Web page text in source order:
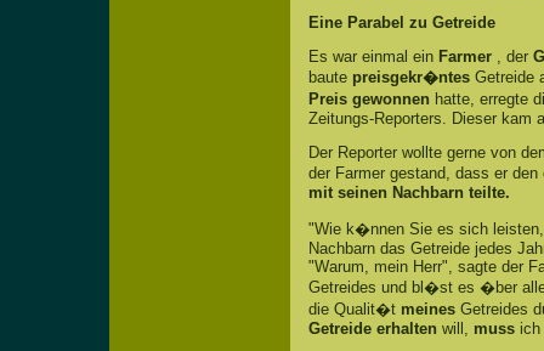
Eine Parabel zu Getreide
Es war einmal ein Farmer , der
baute preisgekr�ntes Getreide
Preis gewonnen hatte, erregte
Zeitungs-Reporters. Dieser kam
Der Reporter wollte gerne von
der Farmer gestand, dass er
mit seinen Nachbarn teilte.
"Wie k�nnen Sie es sich
Nachbarn das Getreide jedes
"Warum, mein Herr", sagte der
Getreides und bl�st es �ber alle
die Qualit�t meines Getreides
Getreide erhalten will, muss